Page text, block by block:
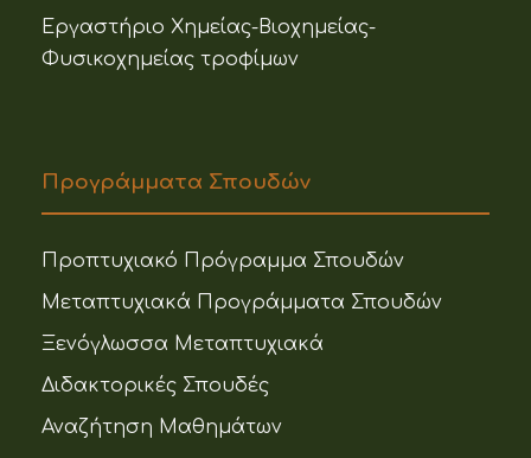
Εργαστήριο Χημείας-Βιοχημείας-
Φυσικοχημείας τροφίμων
Προγράμματα Σπουδών
Προπτυχιακό Πρόγραμμα Σπουδών
Μεταπτυχιακά Προγράμματα Σπουδών
Ξενόγλωσσα Μεταπτυχιακά
Διδακτορικές Σπουδές
Αναζήτηση Μαθημάτων